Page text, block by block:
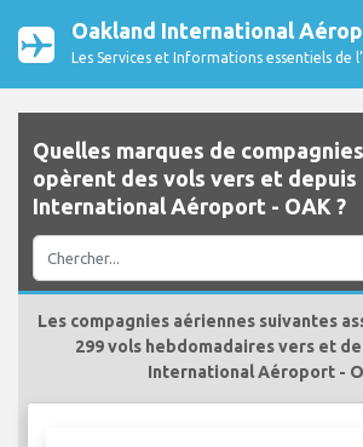
Oakland International
Les Services et Informations essentiels de
Quelles marques de
opèrent des vols vers et depuis
International Aéroport - OAK ?
Les compagnies aériennes suivantes
299 vols hebdomadaires vers et
International Aéroport -